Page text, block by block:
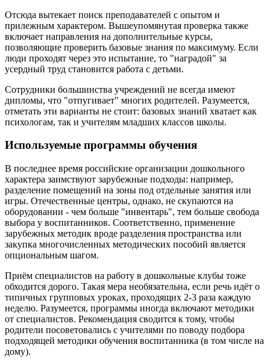
Отсюда вытекает поиск преподавателей с опытом и
прилежным характером. Вышеупомянутая проверка также
включает направления на дополнительные курсы,
позволяющие проверить базовые знания по максимуму. Если
люди проходят через это испытание, то "наградой" за
усердный труд становится работа с детьми.
Сотрудники большинства учреждений не всегда имеют
дипломы, что "отпугивает" многих родителей. Разумеется,
отметать эти варианты не стоит: базовых знаний хватает как
психологам, так и учителям младших классов школы.
Используемые программы обучения
В последнее время российские организации дошкольного
характера заимствуют зарубежные подходы: например,
разделение помещений на зоны под отдельные занятия или
игры. Отечественные центры, однако, не скупаются на
оборудовании - чем больше "инвентарь", тем больше свобода
выбора у воспитанников. Соответственно, применение
зарубежных методик вроде разделения пространства или
закупка многочисленных методических пособий является
опциональным шагом.
Приём специалистов на работу в дошкольные клубы тоже
обходится дорого. Такая мера необязательна, если речь идёт о
типичных групповых уроках, проходящих 2-3 раза каждую
неделю. Разумеется, программы иногда включают методики
от специалистов. Рекомендация сводится к тому, чтобы
родители посоветовались с учителями по поводу подбора
подходящей методики обучения воспитанника (в том числе на
дому).